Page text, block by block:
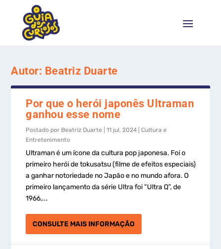
Autor: Beatriz Duarte
Por que o herói japonês Ultraman
ganhou esse nome
Postado por Beatriz Duarte |11 jul, 2024 |Cultura e
Entretenimento
Ultraman é um ícone da cultura pop japonesa. Foi o
primeiro herói de tokusatsu (filme de efeitos especiais)
a ganhar notoriedade no Japão e no mundo afora. O
primeiro lançamento da série Ultra foi “Ultra Q”, de
1966,...
CONSULTE MAIS INFORMAÇÃO